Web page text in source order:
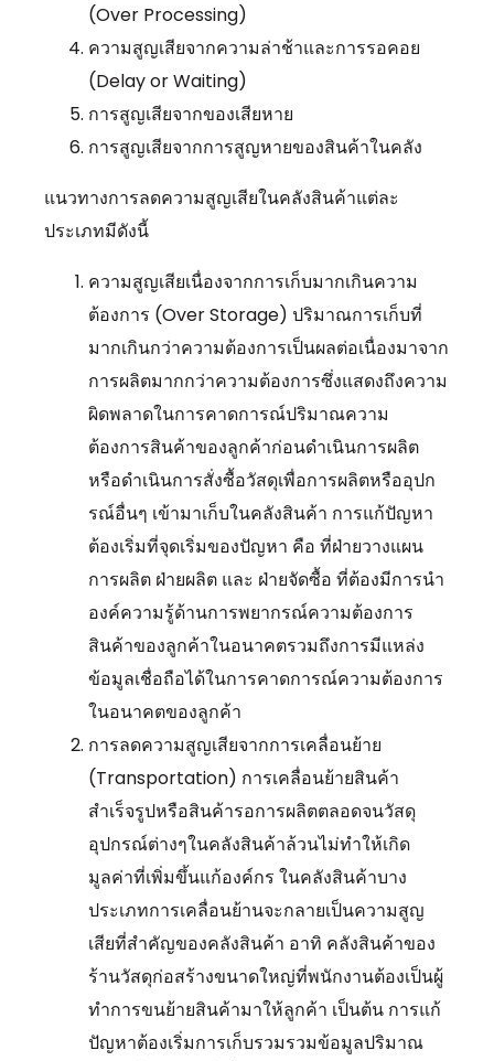
(Over Processing)
ความสูญเสียจากความล่าช้าและการรอคอย
(Delay or Waiting)
การสูญเสียจากของเสียหาย
การสูญเสียจากการสูญหายของสินค้าในคลัง
แนวทางการลดความสูญเสียในคลังสินค้าแต่ละ
ประเภทมีดังนี้
ความสูญเสียเนื่องจากการเก็บมากเกินความ
ต้องการ (Over Storage) ปริมาณการเก็บที่
มากเกินกว่าความต้องการเป็นผลต่อเนื่องมาจาก
การผลิตมากกว่าความต้องการซึ่งแสดงถึงความ
ผิดพลาดในการคาดการณ์ปริมาณความ
ต้องการสินค้าของลูกค้าก่อนดำเนินการผลิต
หรือดำเนินการสั่งซื้อวัสดุเพื่อการผลิตหรืออุปก
รณ์อื่นๆ เข้ามาเก็บในคลังสินค้า การแก้ปัญหา
ต้องเริ่มที่จุดเริ่มของปัญหา คือ ที่ฝ่ายวางแผน
การผลิต ฝ่ายผลิต และ ฝ่ายจัดซื้อ ที่ต้องมีการนำ
องค์ความรู้ด้านการพยากรณ์ความต้องการ
สินค้าของลูกค้าในอนาคตรวมถึงการมีแหล่ง
ข้อมูลเชื่อถือได้ในการคาดการณ์ความต้องการ
ในอนาคตของลูกค้า
การลดความสูญเสียจากการเคลื่อนย้าย
(Transportation) การเคลื่อนย้ายสินค้า
สำเร็จรูปหรือสินค้ารอการผลิตตลอดจนวัสดุ
อุปกรณ์ต่างๆในคลังสินค้าล้วนไม่ทำให้เกิด
มูลค่าที่เพิ่มขึ้นแก้องค์กร ในคลังสินค้าบาง
ประเภทการเคลื่อนย้านจะกลายเป็นความสูญ
เสียที่สำคัญของคลังสินค้า อาทิ คลังสินค้าของ
ร้านวัสดุก่อสร้างขนาดใหญ่ที่พนักงานต้องเป็นผู้
ทำการขนย้ายสินค้ามาให้ลูกค้า เป็นต้น การแก้
ปัญหาต้องเริ่มการเก็บรวมรวมข้อมูลปริมาณ